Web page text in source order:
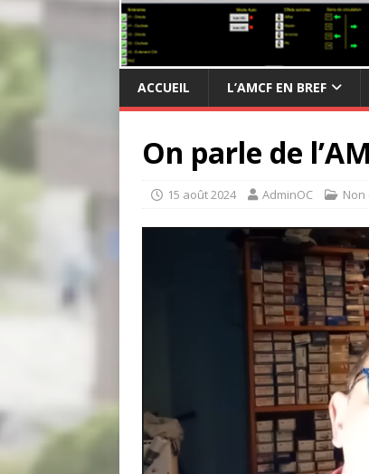
ACCUEIL L’AMCF EN BREF
On parle de
15 août 2024 AdminOC Non